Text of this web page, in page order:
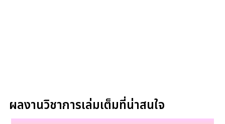
ผลงานวิชาการเล่มเต็มที่น่าสนใจ